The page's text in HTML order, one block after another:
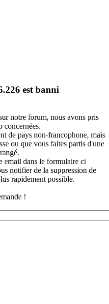
est banni
notre forum, nous avons pris
concernées.
de pays non-francophone, mais
ou que vous faites partis d'une
email dans le formulaire ci
notifier de la suppression de
rapidement possible.
!